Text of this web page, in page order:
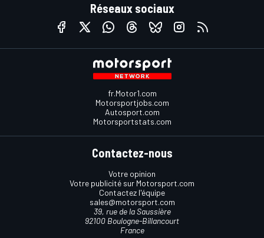
Réseaux sociaux
fr.Motor1.com
Motorsportjobs.com
Autosport.com
Motorsportstats.com
Contactez-nous
Votre opinion
Votre publicité sur Motorsport.com
Contactez l'équipe
sales@motorsport.com
39, rue de la Saussière
92100 Boulogne-Billancourt
France